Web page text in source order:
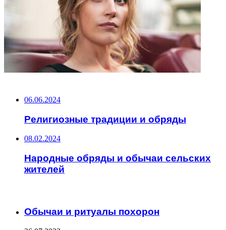
06.06.2024
Религиозные традиции и обряды
08.02.2024
Народные обряды и обычаи сельских
жителей
Обычаи и ритуалы похорон